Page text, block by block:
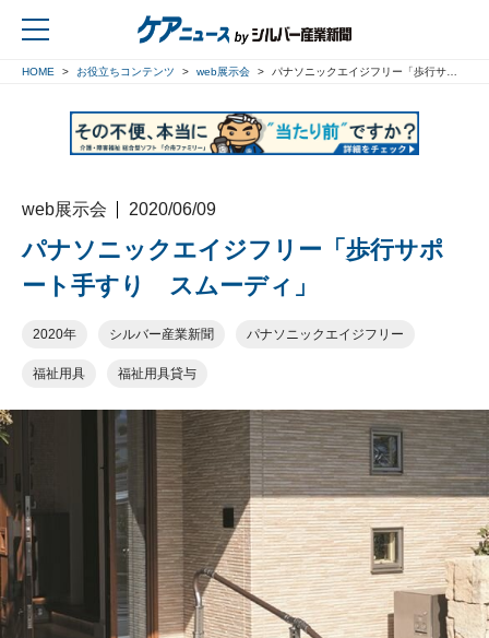
HOME お役立ちコンテンツ web展示会 パナソニックエイジフリー「歩行サポート手すり スムーディ」
web展示会 2020/06/09
パナソニックエイジフリー「歩行サポ
ート手すり スムーディ」
2020年 シルバー産業新聞 パナソニックエイジフリー
福祉用具 福祉用具貸与